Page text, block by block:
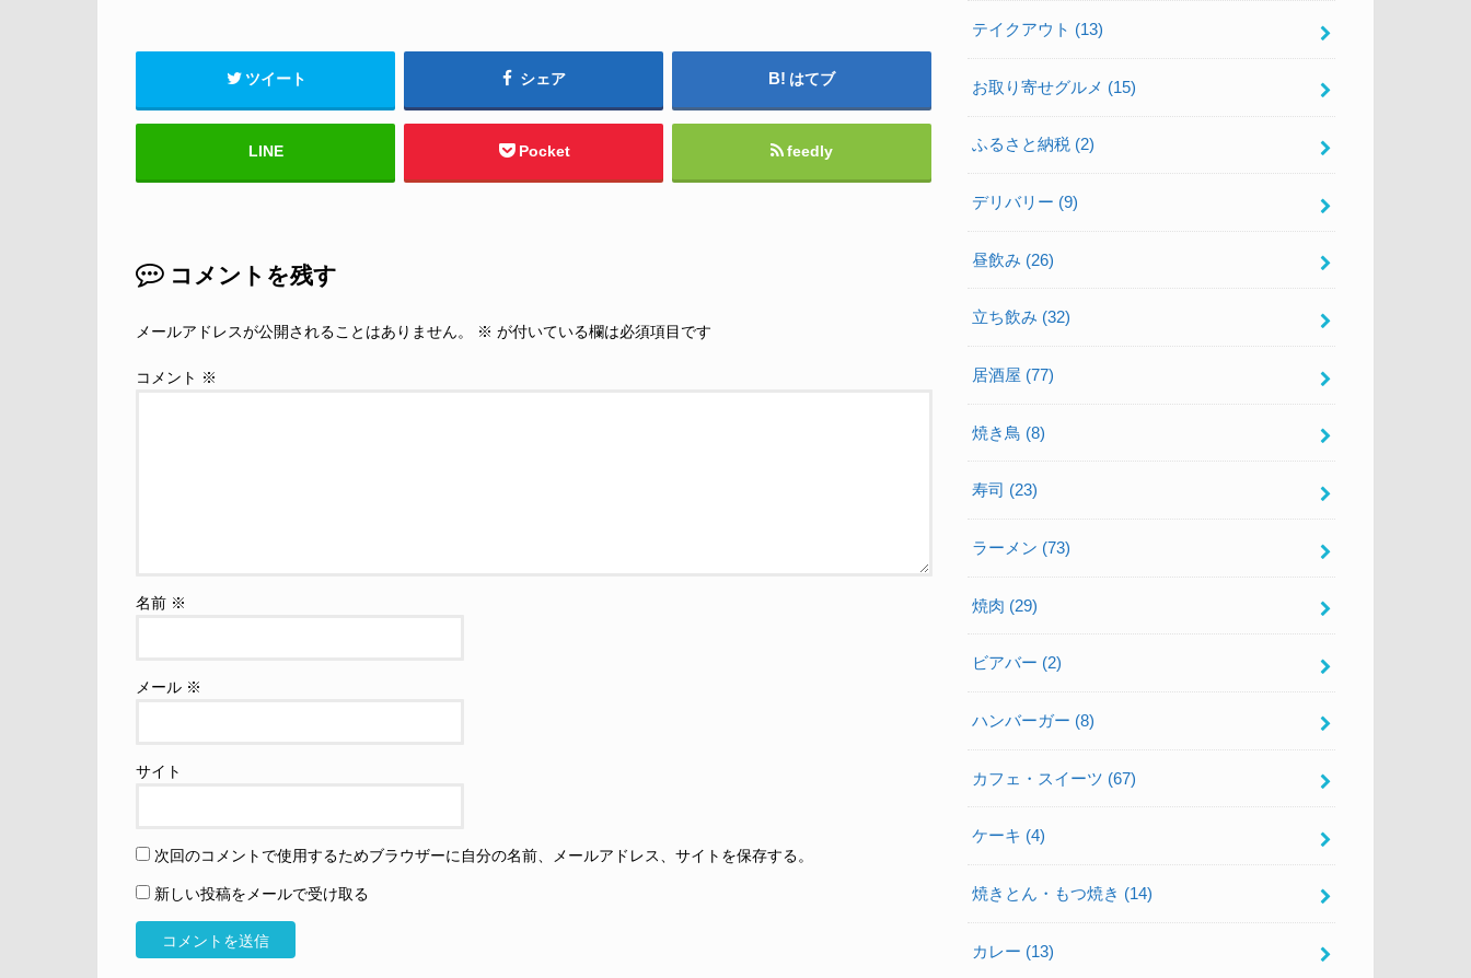
ツイート シェア はてブ
LINE Pocket feedly
コメントを残す
メールアドレスが公開されることはありません。 ※ が付いている欄は必須項目です
コメント ※
名前 ※
メール ※
サイト
次回のコメントで使用するためブラウザーに自分の名前、メールアドレス、サイトを保存する。
新しい投稿をメールで受け取る
テイクアウト (13)
お取り寄せグルメ (15)
ふるさと納税 (2)
デリバリー (9)
昼飲み (26)
立ち飲み (32)
居酒屋 (77)
焼き鳥 (8)
寿司 (23)
ラーメン (73)
焼肉 (29)
ビアバー (2)
ハンバーガー (8)
カフェ・スイーツ (67)
ケーキ (4)
焼きとん・もつ焼き (14)
カレー (13)